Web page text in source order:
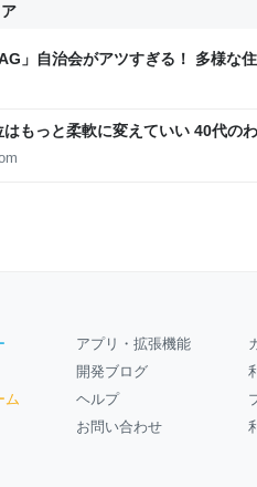
」自治会がアツすぎる！ 多様な
交通改善など“街の価値向上”戦略
もっと柔軟に変えていい 40代の
すん by イーアイデム
ム
アプリ・拡張機能
開発ブログ
ヘルプ
お問い合わせ